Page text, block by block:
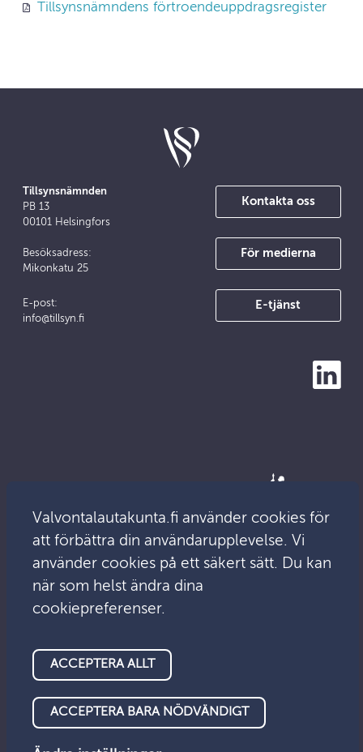
Tillsynsnämndens förtroendeuppdragsregister
Tillsynsnämnden
PB 13
00101 Helsingfors
Besöksadress:
Mikonkatu 25
E-post:
info@tillsyn.fi
Kontakta oss
För medierna
E-tjänst
Dataskydd
Feedback Cookies
Valvontalautakunta.fi använder cookies för
att förbättra din användarupplevelse. Vi
använder cookies på ett säkert sätt. Du kan
när som helst ändra dina
cookiepreferenser.
ACCEPTERA BARA NÖDVÄNDIGT
ACCEPTERA ALLT